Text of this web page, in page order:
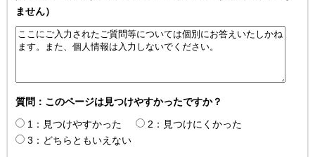
ません）
質問：このページは見つけやすかったですか？
1：見つけやすかった
2：見つけにくかった
3：どちらともいえない